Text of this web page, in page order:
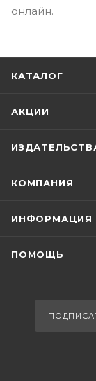
онлайн.
КАТАЛОГ
АКЦИИ
КОМПАНИЯ
ИНФОРМАЦИЯ
ПОМОЩЬ